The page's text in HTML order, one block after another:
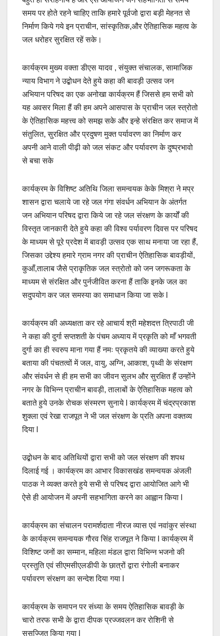
समय पर होते रहने चाहिए ताकि हमारे पूर्वजो द्वारा बड़ी मेहनत से
निर्माण किये गये इन प्राचीन, सांस्कृतिक,और ऐतिहासिक महत्व के
जल धरोहर सुरक्षित रहें सके।
कार्यक्रम मुख्य वक्ता डीएस यादव , संयुक्त संचालक, सामाजिक
न्याय विभाग ने उद्बोधन देते हुये कहा की बावड़ी उत्सव जन
अभियान परिषद का एक अनोखा कार्यक्रम हैं जिससे हम सभी को
यह अवसर मिला हैं की हम अपने आसपास के प्राचीन जल स्त्रोतो
के ऐतिहासिक महत्त्व को समझ सके और इन्हे संरक्षित कर समाज में
संतुलित, सुरक्षित और प्रदुषण मुक्त पर्यावरण का निर्माण कर
अपनी आने वाली पीढ़ी को जल संकट और पर्यावरण के दुष्प्रभावो
से बचा सके
कार्यक्रम के विशिष्ट अतिथि जिला समन्वयक केके मिश्रा ने मप्र
शासन द्वारा चलाये जा रहे जल गंगा संवर्धन अभियान के अंतर्गत
जन अभियान परिषद द्वारा किये जा रहे जल संरक्षण के कार्यों की
विस्तृत जानकारी देते हुये कहा की विश्व पर्यावरण दिवस पर परिषद
के माध्यम से पूरे प्रदेश में बावड़ी उत्सव एक साथ मनाया जा रहा हैं,
जिसका उद्देश्य हमारे ग्राम नगर की प्राचीन ऐतिहासिक बावड़ीयों,
कुआँ,तालाब जैसे प्राकृतिक जल स्त्रोतो को जन जगरूकता के
माध्यम से संरक्षित और पुर्नजीवित करना हैं ताकि इनके जल का
सदुपयोग कर जल समस्या का समाधान किया जा सके l
कार्यक्रम की अध्यक्षता कर रहे आचार्य श्री महेशदत्त त्रिपाठी जी
ने कहा की दुर्गा सप्तशती के पंचम अध्याय में प्रकृति को माँ भगवती
दुर्गा का ही स्वरुप माना गया हैं नमः प्रकृतये की व्याख्या करते हुये
बताया की पंचतत्वों में जल, वायु, अग्नि, आकाश, पृथ्वी के संरक्षण
और संवर्धन से ही हम सभी का जीवन सुलभ और सुरक्षित हैं उन्होंने
नगर के विभिन्न प्राचीन बावड़ी, तालाबों के ऐतिहासिक महत्व को
बताते हुये उनके रोचक संस्मरण सुनाये l कार्यक्रम में चंद्रप्रकाश
शुक्ला एवं रेखा राजपूत ने भी जल संरक्षण के प्रति अपना वक्तव्य
दिया l
उद्बोधन के बाद अतिथियों द्वारा सभी को जल संरक्षण की शपथ
दिलाई गई । कार्यक्रम का आभार विकासखंड समन्वयक अंजली
पाठक ने व्यक्त करते हुये सभी से परिषद द्वारा आयोजित आगे भी
ऐसे ही आयोजन में अपनी सहभागिता करने का आह्वान किया l
कार्यक्रम का संचालन परामर्शदाता नीरज व्यास एवं नवांकुर संस्था
के कार्यक्रम समन्वयक गौरव सिंह राजपूत ने किया l कार्यक्रम में
विशिष्ट जनों का सम्मान, महिला मंडल द्वारा विभिन्न भजनो की
प्रस्तुति एवं सीएमसीएलडीपी के छात्रों द्वारा रंगोली बनाकर
पर्यावरण संरक्षण का सन्देश दिया गया l
कार्यक्रम के समापन पर संध्या के समय ऐतिहासिक बावड़ी के
चारो तरफ सभी के द्वारा दीपक प्रज्जवलन कर रोशिनी से
सुसज्जित किया गया l